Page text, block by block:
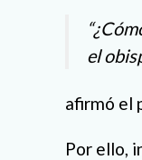
el
afirmó el
Por ello,